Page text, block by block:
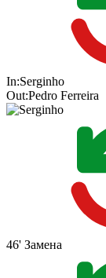
In:Serginho
Out:Pedro Ferreira
46' Замена